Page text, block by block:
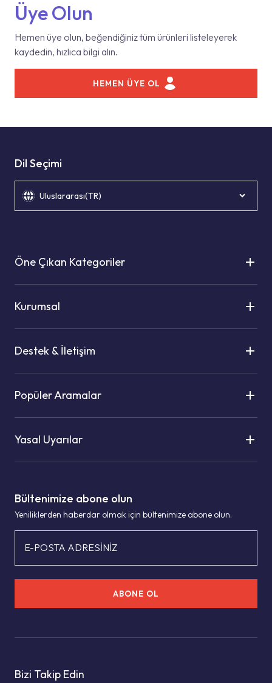
Üye Olun
Hemen üye olun, beğendiğiniz tüm ürünleri listeleyerek
kaydedin, hızlıca bilgi alın.
HEMEN ÜYE OL
Bültenimize abone olun
Yeniliklerden haberdar olmak için bültenimize abone olun.
E-POSTA ADRESİNİZ
ABONE OL
Bizi Takip Edin
Dil Seçimi
Uluslararası(TR)
Öne Çıkan Kategoriler
Kurumsal
Destek & İletişim
Popüler Aramalar
Yasal Uyarılar